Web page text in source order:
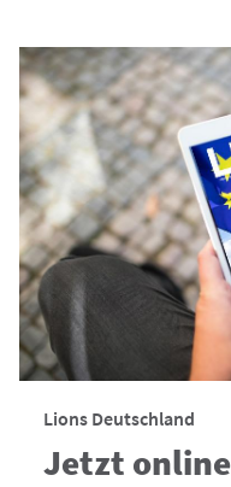
Lions Deutschland
Jetzt